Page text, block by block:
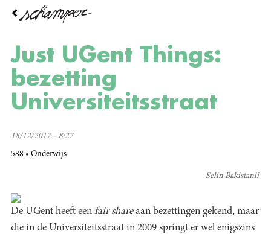
Overslaan
inhoud
gaanJust UGent Things:
bezetting
Universiteitsstraat
18/12/2017 – 8:27
588 Onderwijs
Selin Bakistanli
De UGent heeft een fair shareaan bezettingen gekend, maar
die in de Universiteitsstraat in 2009 springt er wel enigszins